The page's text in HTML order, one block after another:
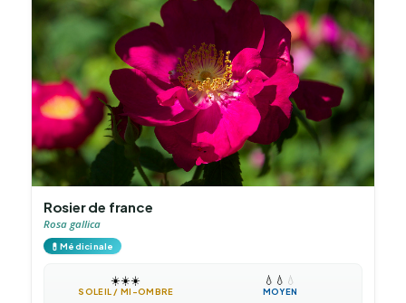
Rosier de france
Rosa gallica
💊Médicinale
☀️☀️☀️
SOLEIL / MI-OMBRE
💧 💧 💧
MOYEN